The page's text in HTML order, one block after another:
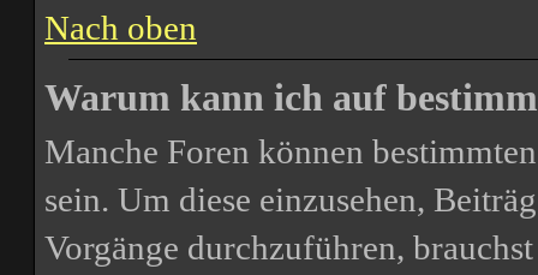
Nach oben
Warum kann ich auf
Manche Foren können
sein. Um diese einzusehen,
Vorgänge durchzuführen,